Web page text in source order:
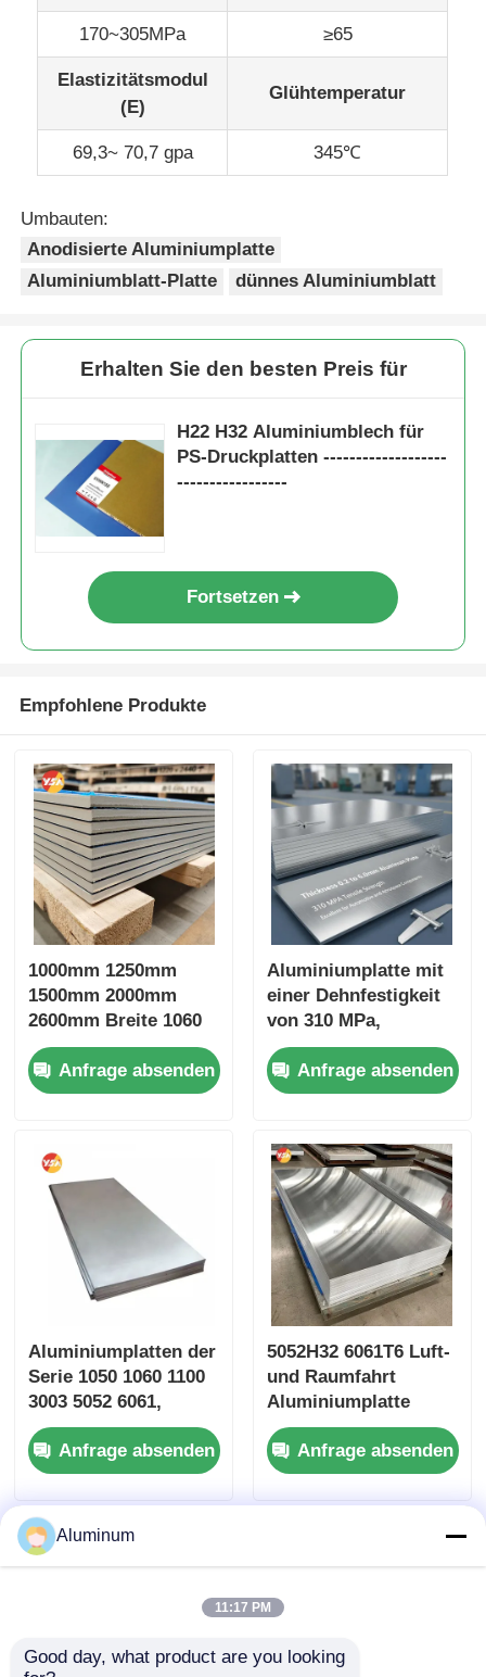
Aluminiumstreifen-Spule
Aluminiumkarschtafel
Laminatfolie aus Aluminium
Aluminiumwabenpaneele
Spiegel Aluminium
170~305MPa ≥65
Elastizitätsmodul
(E)
Glühtemperatur
69,3~ 70,7 gpa 345℃
Umbauten:
Anodisierte Aluminiumplatte
Aluminiumblatt-Platte
dünnes Aluminiumblatt
Erhalten Sie den besten Preis für
H22 H32 Aluminiumblech für
PS-Druckplatten -------------------
-----------------
Fortsetzen
Empfohlene Produkte
1000mm 1250mm
1500mm 2000mm
2600mm Breite 1060
1100 3003 3004
Aluminiumlegierungsplatte
Kundengröße
Massencontainerversand
Anfrage absenden
Aluminiumplatte mit
einer Dehnfestigkeit
von 310 MPa,
ausgezeichnet für
Automotive- und
Luftfahrtkomponenten
Anfrage absenden
Aluminiumplatten der
Serie 1050 1060 1100
3003 5052 6061,
walzblank, 0,2–6,0
mm, für
Konstruktionsprofile
in der Automobil-,
Schiffs- und
Raumfahrtindustrie
Anfrage absenden
5052H32 6061T6 Luft-
und Raumfahrt
Aluminiumplatte
PVDF Beschichtet für
Marine Deck
Autostempel
Gebäudefassade
Anfrage absenden
Aluminum
11:17 PM
Good day, what product are you looking